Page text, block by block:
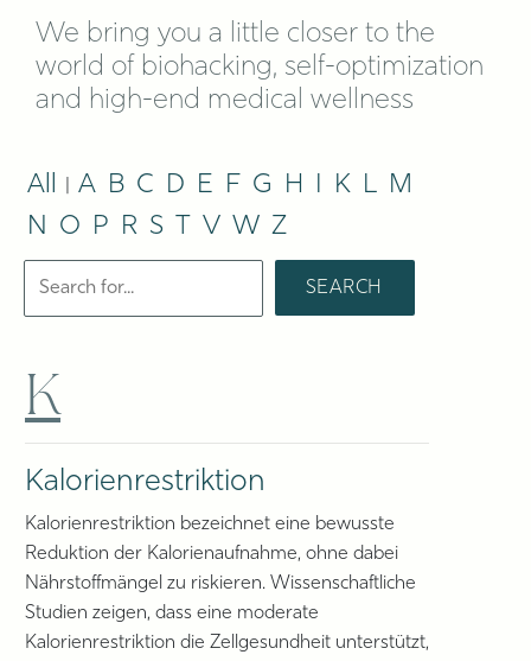
We bring you a little closer to the
world of biohacking, self-optimization
and high-end medical wellness
All A B C D E F G H I K L M
N O P R S T V W Z
K
Kalorienrestriktion
Kalorienrestriktion bezeichnet eine bewusste
Reduktion der Kalorienaufnahme, ohne dabei
Nährstoffmängel zu riskieren. Wissenschaftliche
Studien zeigen, dass eine moderate
Kalorienrestriktion die Zellgesundheit unterstützt,